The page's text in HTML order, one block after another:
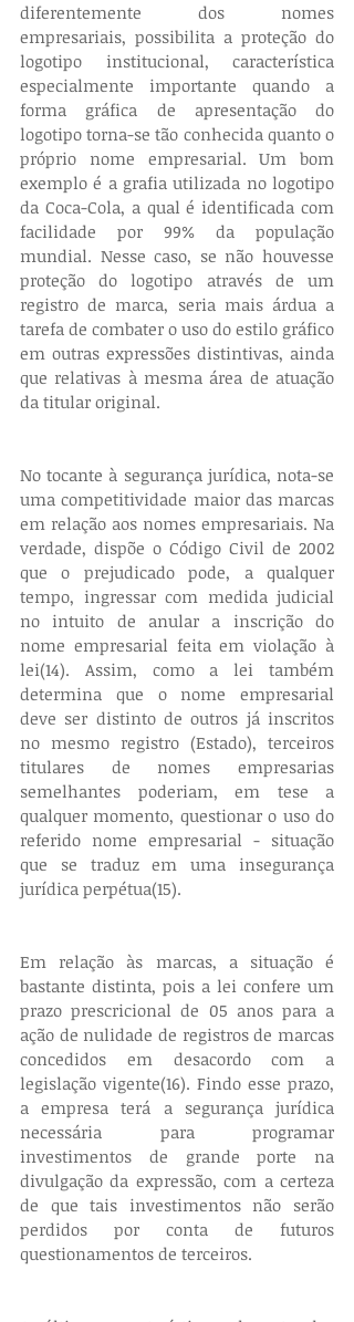
diferentemente dos nomes
empresariais, possibilita a proteção do
logotipo institucional, característica
especialmente importante quando a
forma gráfica de apresentação do
logotipo torna-se tão conhecida quanto o
próprio nome empresarial. Um bom
exemplo é a grafia utilizada no logotipo
da Coca-Cola, a qual é identificada com
facilidade por 99% da população
mundial. Nesse caso, se não houvesse
proteção do logotipo através de um
registro de marca, seria mais árdua a
tarefa de combater o uso do estilo gráfico
em outras expressões distintivas, ainda
que relativas à mesma área de atuação
da titular original.
No tocante à segurança jurídica, nota-se
uma competitividade maior das marcas
em relação aos nomes empresariais. Na
verdade, dispõe o Código Civil de 2002
que o prejudicado pode, a qualquer
tempo, ingressar com medida judicial
no intuito de anular a inscrição do
nome empresarial feita em violação à
lei(14). Assim, como a lei também
determina que o nome empresarial
deve ser distinto de outros já inscritos
no mesmo registro (Estado), terceiros
titulares de nomes empresarias
semelhantes poderiam, em tese a
qualquer momento, questionar o uso do
referido nome empresarial - situação
que se traduz em uma insegurança
jurídica perpétua(15).
Em relação às marcas, a situação é
bastante distinta, pois a lei confere um
prazo prescricional de 05 anos para a
ação de nulidade de registros de marcas
concedidos em desacordo com a
legislação vigente(16). Findo esse prazo,
a empresa terá a segurança jurídica
necessária para programar
investimentos de grande porte na
divulgação da expressão, com a certeza
de que tais investimentos não serão
perdidos por conta de futuros
questionamentos de terceiros.